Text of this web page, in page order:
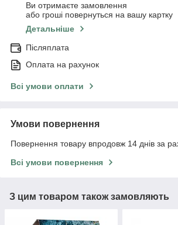
Ви отримаєте замовлення
або гроші повернуться на вашу картку
Детальніше
Післяплата
Оплата на рахунок
Всі умови оплати
Умови повернення
Повернення товару впродовж 14 днів за
Всі умови повернення
З цим товаром також замовляють